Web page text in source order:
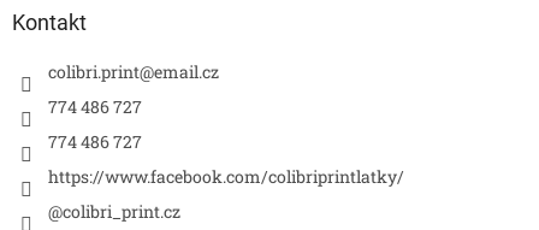
Kontakt
colibri.print@email.cz
774 486 727
774 486 727
https://www.facebook.com/colibriprintlatky/
@colibri_print.cz